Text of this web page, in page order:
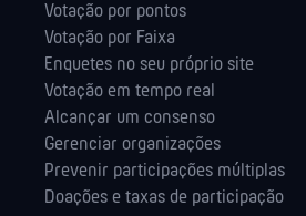
Votação por pontos
Votação por Faixa
Enquetes no seu próprio site
Votação em tempo real
Alcançar um consenso
Gerenciar organizações
Prevenir participações múltiplas
Doações e taxas de participação